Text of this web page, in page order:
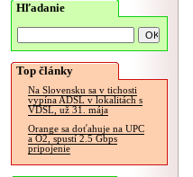
Hľadanie
Top články
Na Slovensku sa v tichosti
vypína ADSL v lokalitách s
VDSL, už 31. mája
Orange sa doťahuje na UPC
a O2, spustí 2.5 Gbps
pripojenie